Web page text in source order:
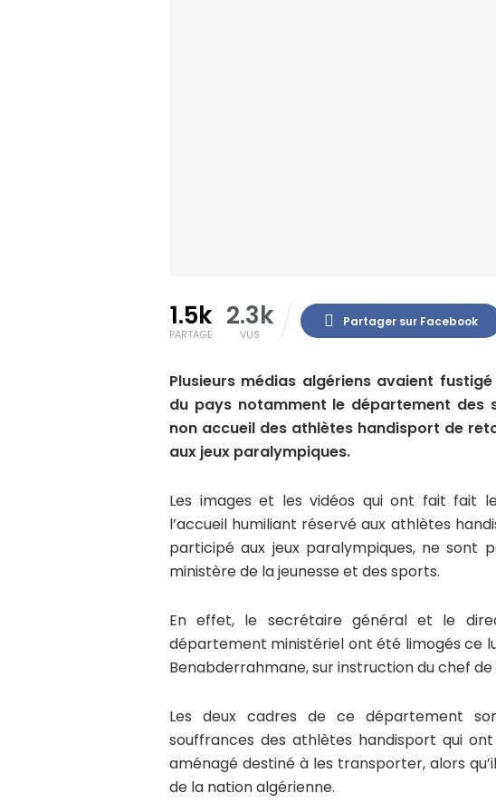
1.5k
PARTAGE
2.3k
VUS
Partager sur Facebook
Plusieurs médias algériens avaient
du pays notamment le département des
non accueil des athlètes handisport de
aux jeux paralympiques.
Les images et les vidéos qui ont fait fait
l’accueil humiliant réservé aux athlètes
participé aux jeux paralympiques, ne sont
ministère de la jeunesse et des sports.
En effet, le secrétaire général et le
département ministériel ont été limogés ce
Benabderrahmane, sur instruction du chef de
Les deux cadres de ce département
souffrances des athlètes handisport qui
aménagé destiné à les transporter, alors
de la nation algérienne.